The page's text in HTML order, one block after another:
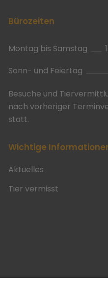
Bürozeiten
Montag bis Samstag
Sonn- und Feiertag
Besuche und
nach vorheriger
statt.
Wichtige
Aktuelles
Tier vermisst